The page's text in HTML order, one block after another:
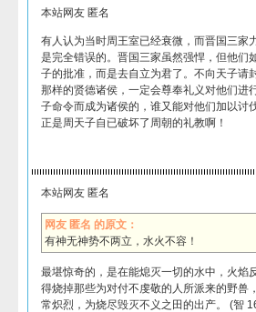
本站网友 匿名
有人认为当时周王室已经衰微，而晋国三家
是完全错误的。晋国三家虽然强悍，但他们
子的批准，而是去自立为君了。不向天子请
那样的贤德诸侯，一定会尊奉礼义对他们进
子命令而成为诸侯的，谁又能对他们加以讨
正是周天子自已破坏了周朝的礼教啊！
本站网友 匿名
网友 匿名 的原文：
有神无神势不两立，水火不容！
最堪惊奇的，是在能熄灭一切的水中，火焰
得烧掉那些为对付不虔敬的人所派来的野兽
常炽烈，为烧尽毁灭不义之田的出产。 (智